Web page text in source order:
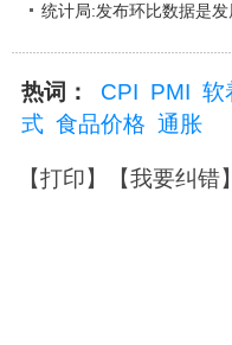
统计局:发布环比数据是
热词： CPI PMI 软
式 食品价格 通胀
【打印】【我要纠错